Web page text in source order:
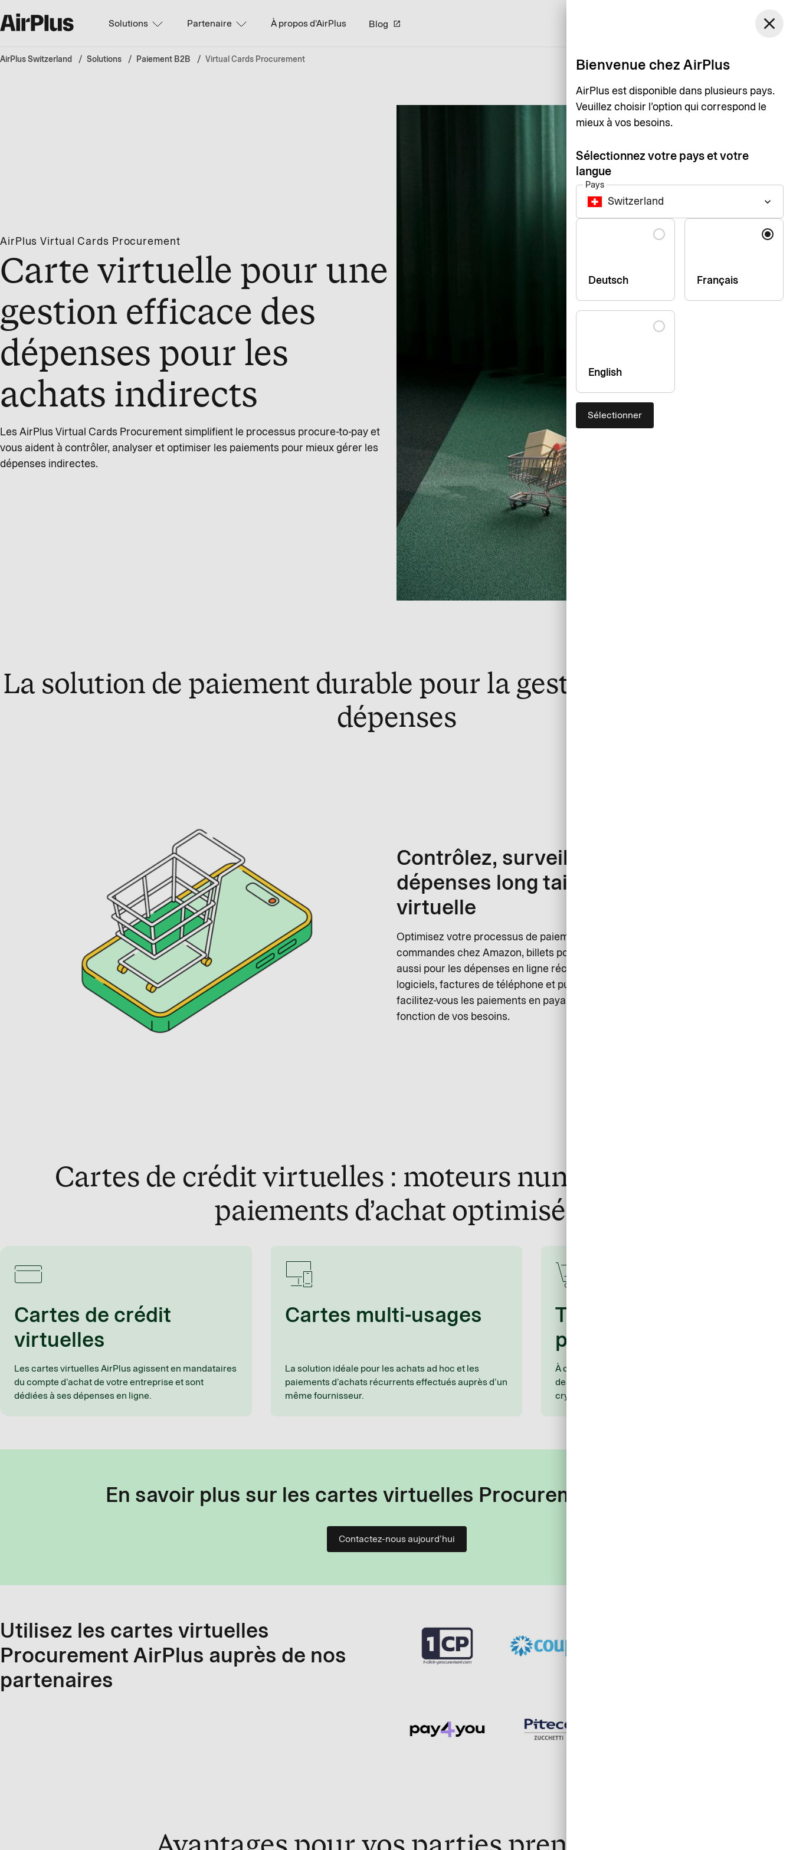
Solutions Partenaire À propos d'AirPlus Blog Login
close
Bienvenue chez AirPlus
AirPlus est disponible dans plusieurs pays.
Veuillez choisir l’option qui correspond le
mieux à vos besoins.
Sélectionnez votre pays et votre
langue
Pays
Switzerland keyboard_arrow_down
Langue
Deutsch Français
English
Sélectionner
AirPlus Switzerland Solutions Paiement B2B Virtual Cards Procurement
AirPlus Virtual Cards Procurement
Carte virtuelle pour une
gestion efficace des
dépenses pour les
achats indirects
Les AirPlus Virtual Cards Procurement simplifient le processus procure-to-pay et
vous aident à contrôler, analyser et optimiser les paiements pour mieux gérer les
dépenses indirectes.
La solution de paiement durable pour la gestion de vos petites
dépenses
Contrôlez, surveillez et optimisez les
dépenses long tail avec notre carte
virtuelle
Optimisez votre processus de paiement pour les achats ad-hoc tels que les
commandes chez Amazon, billets pour événements et matériel de bureau mais
aussi pour les dépenses en ligne récurrentes comme les abonnements pour des
logiciels, factures de téléphone et publicité en ligne. Simplifiez-vous la tâche et
facilitez-vous les paiements en payant par une carte virtuelle Mastercard® en
fonction de vos besoins.
Cartes de crédit virtuelles : moteurs numériques pour
paiements d’achat optimisés
Cartes de crédit
virtuelles
Les cartes virtuelles AirPlus agissent en mandataires
du compte d’achat de votre entreprise et sont
dédiées à ses dépenses en ligne.
Cartes multi-usages
La solution idéale pour les achats ad hoc et les
paiements d’achats récurrents effectués auprès d’un
même fournisseur.
Tout ce qu’il vous faut
pour payer
À chaque création de carte, vous obtenez un numéro
de carte Mastercard® à 16 chiffres avec
cryptographe (CVC) et date d’expiration.
En savoir plus sur les cartes virtuelles Procurement AirPlus.
Contactez-nous aujourd’hui
Utilisez les cartes virtuelles
Procurement AirPlus auprès de nos
partenaires